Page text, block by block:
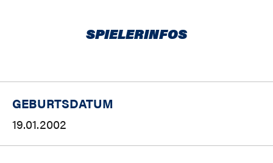
SPIELERINFOS
GEBURTSDATUM
19.01.2002